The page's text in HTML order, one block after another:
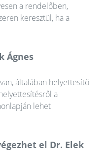
a rendelőben,
keresztül, ha a
Ágnes
általában helyettesítő
a
lehet
el Dr. Elek